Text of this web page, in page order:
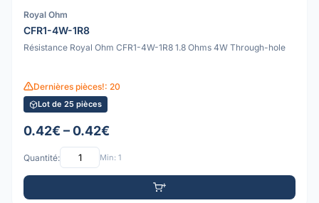
Royal Ohm
CFR1-4W-1R8
Résistance Royal Ohm CFR1-4W-1R8 1.8 Ohms 4W Through-hole
Dernières pièces!: 20
Lot de 25 pièces
0.42€ – 0.42€
Quantité: Min: 1